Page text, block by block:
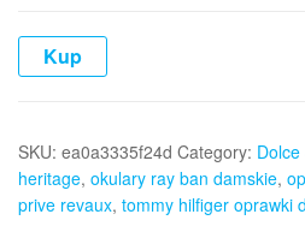
Kup
SKU: ea0a3335f24d Category:
heritage, okulary ray ban damskie,
prive revaux, tommy hilfiger oprawki